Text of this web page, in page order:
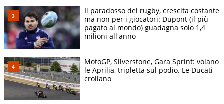
Il paradosso del rugby, crescita costante
ma non per i giocatori: Dupont (il più
pagato al mondo) guadagna solo 1,4
milioni all'anno
MotoGP, Silverstone, Gara Sprint: volano
le Aprilia, tripletta sul podio. Le Ducati
crollano